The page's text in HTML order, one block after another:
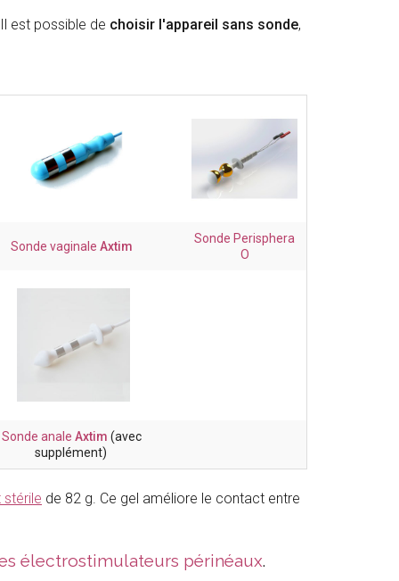
est possible de choisir l'appareil sans sonde,
Sonde vaginale Axtim
Sonde Perisphera
O
Sonde anale Axtim (avec
supplément)
stérile de 82 g. Ce gel améliore le contact entre
électrostimulateurs périnéaux.